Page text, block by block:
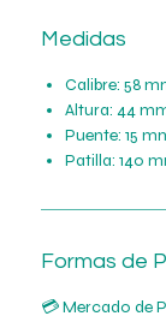
Medidas
Calibre: 58
Altura: 44
Puente: 15
Patilla: 140
Formas de
💳 Mercado de